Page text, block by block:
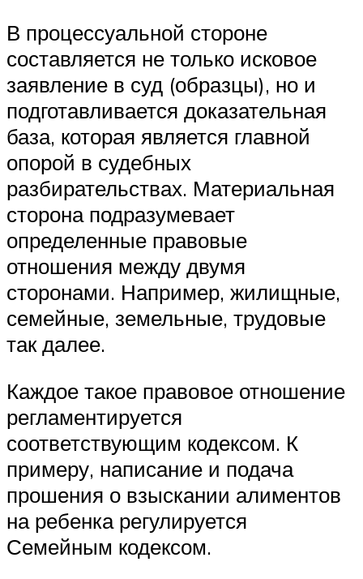
В процессуальной стороне
составляется не только исковое
заявление в суд (образцы), но и
подготавливается доказательная
база, которая является главной
опорой в судебных
разбирательствах. Материальная
сторона подразумевает
определенные правовые
отношения между двумя
сторонами. Например, жилищные,
семейные, земельные, трудовые
так далее.
Каждое такое правовое отношение
регламентируется
соответствующим кодексом. К
примеру, написание и подача
прошения о взыскании алиментов
на ребенка регулируется
Семейным кодексом.